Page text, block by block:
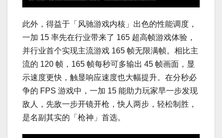
此外，得益于「风驰游戏内核」出色的性能调度，
一加 15 率先在行业带来了 165 超高帧游戏体验，
并行业首个实现主流游戏 165 帧无限满帧。相比主
流的 120 帧，165 帧每秒可多输出 45 帧画面，显
示速度更快，触显响应速度也大幅提升。在分秒必
争的 FPS 游戏中，一加 15 能助力玩家早一步发现
敌人，先敌一步开镜开枪，快人两步，轻松制胜，
是名副其实的「枪神」首选。